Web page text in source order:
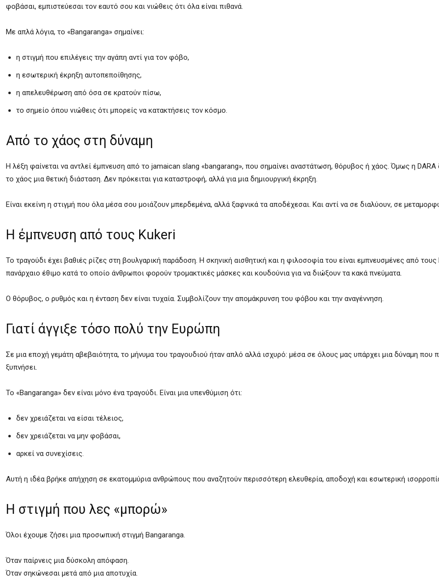
φοβάσαι, εμπιστεύεσαι τον εαυτό σου και νιώθεις ότι όλα είναι πιθανά.
Με απλά λόγια, το «Bangaranga» σημαίνει:
η στιγμή που επιλέγεις την αγάπη αντί για τον φόβο,
η εσωτερική έκρηξη αυτοπεποίθησης,
η απελευθέρωση από όσα σε κρατούν πίσω,
το σημείο όπου νιώθεις ότι μπορείς να κατακτήσεις τον κόσμο.
Από το χάος στη δύναμη
Η λέξη φαίνεται να αντλεί έμπνευση από το jamaican slang «bangarang», που σημαίνει αναστάτωση, θόρυβος ή χάος. Όμως η DARA
το χάος μια θετική διάσταση. Δεν πρόκειται για καταστροφή, αλλά για μια δημιουργική έκρηξη.
Είναι εκείνη η στιγμή που όλα μέσα σου μοιάζουν μπερδεμένα, αλλά ξαφνικά τα αποδέχεσαι. Και αντί να σε διαλύουν, σε
Η έμπνευση από τους Kukeri
Το τραγούδι έχει βαθιές ρίζες στη βουλγαρική παράδοση. Η σκηνική αισθητική και η φιλοσοφία του είναι εμπνευσμένες από τους
πανάρχαιο έθιμο κατά το οποίο άνθρωποι φορούν τρομακτικές μάσκες και κουδούνια για να διώξουν τα κακά πνεύματα.
Ο θόρυβος, ο ρυθμός και η ένταση δεν είναι τυχαία. Συμβολίζουν την απομάκρυνση του φόβου και την αναγέννηση.
Γιατί άγγιξε τόσο πολύ την Ευρώπη
Σε μια εποχή γεμάτη αβεβαιότητα, το μήνυμα του τραγουδιού ήταν απλό αλλά ισχυρό: μέσα σε όλους μας υπάρχει μια δύναμη που
ξυπνήσει.
Το «Bangaranga» δεν είναι μόνο ένα τραγούδι. Είναι μια υπενθύμιση ότι:
δεν χρειάζεται να είσαι τέλειος,
δεν χρειάζεται να μην φοβάσαι,
αρκεί να συνεχίσεις.
Αυτή η ιδέα βρήκε απήχηση σε εκατομμύρια ανθρώπους που αναζητούν περισσότερη ελευθερία, αποδοχή και εσωτερική
Η στιγμή που λες «μπορώ»
Όλοι έχουμε ζήσει μια προσωπική στιγμή Bangaranga.
Όταν παίρνεις μια δύσκολη απόφαση.
Όταν σηκώνεσαι μετά από μια αποτυχία.